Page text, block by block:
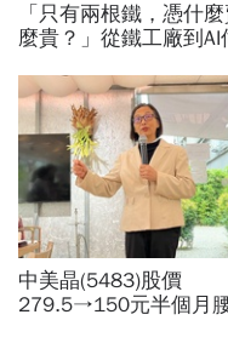
「只有兩根鐵，憑什
麼貴？」從鐵工廠到AI
城河創造超高毛利率
中美晶(5483)股價
279.5→150元半個月